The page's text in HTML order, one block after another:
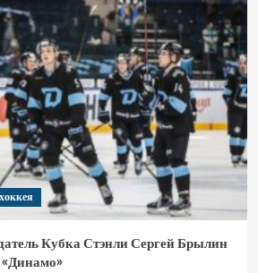
Кубка Стэнли Сергей Брылин
«Динамо»